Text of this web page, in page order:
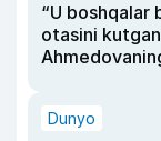
“U boshqalar
otasini
Dunyo